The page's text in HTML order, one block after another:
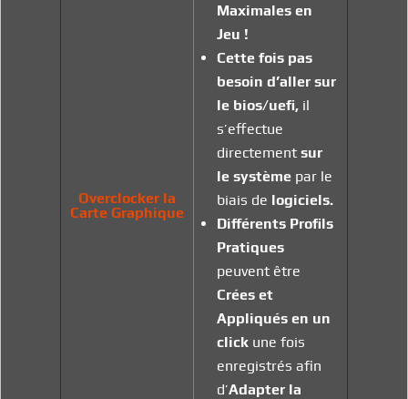
Overclocker la
Carte Graphique
Maximales en
Jeu !
Cette fois pas
besoin d’aller sur
le bios/uefi, il
s’effectue
directement sur
le système par le
biais de logiciels.
Différents Profils
Pratiques
peuvent être
Crées et
Appliqués en un
click une fois
enregistrés afin
d’Adapter la